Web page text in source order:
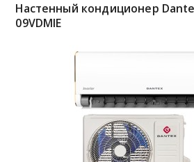
Настенный кондиционер
09VDMIE